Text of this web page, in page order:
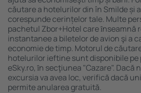
căutare a hotelurilor din în Smilde și
corespunde cerințelor tale. Multe
pachetul Zbor+Hotel care ȋnseamnă
instantanee a biletelor de avion şi a
economie de timp. Motorul de
hotelurilor ieftine sunt disponibile pe
eSky.ro, ȋn secţiunea "Cazare". Dacă
excursia va avea loc, verifică dacă
permite anularea gratuită.